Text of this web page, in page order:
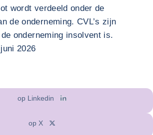
wordt verdeeld onder de
de onderneming. CVL’s zijn
onderneming insolvent is.
2026
op Linkedin
op X